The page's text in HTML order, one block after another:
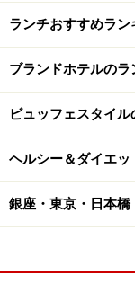
さらに、スタッ
フコンソメスー
なしを受けられ
の「Monday
菜・サラダ・デ
いただけるのは
2品を選べる、満
また、4月末か
ランチおすすめラン
ブランドホテルのラ
ビュッフェスタイル
ヘルシー＆ダイエッ
銀座・東京・日本